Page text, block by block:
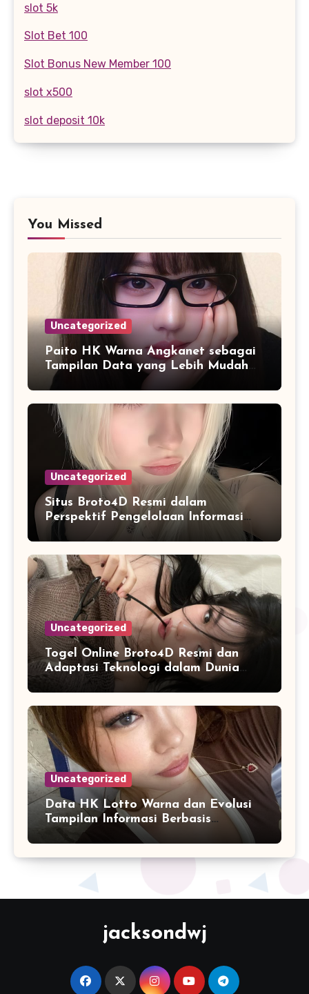
slot 5k
Slot Bet 100
Slot Bonus New Member 100
slot x500
slot deposit 10k
You Missed
Uncategorized
Paito HK Warna Angkanet sebagai
Tampilan Data yang Lebih Mudah
Dipahami dan Dianalisis
Uncategorized
Situs Broto4D Resmi dalam
Perspektif Pengelolaan Informasi
dan Penyajian Data Harian
Uncategorized
Togel Online Broto4D Resmi dan
Adaptasi Teknologi dalam Dunia
Permainan
Uncategorized
Data HK Lotto Warna dan Evolusi
Tampilan Informasi Berbasis
Visualisasi Digital
jacksondwj